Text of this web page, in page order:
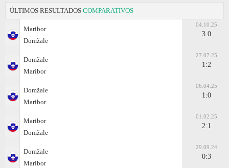
ÚLTIMOS RESULTADOS COMPARATIVOS
Maribor
Domžale
04.10.25
3:0
Domžale
Maribor
27.07.25
1:2
Domžale
Maribor
06.04.25
1:0
Maribor
Domžale
01.02.25
2:1
Domžale
Maribor
29.09.24
0:3